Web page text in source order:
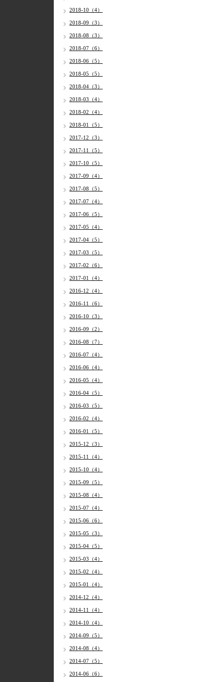
2018-10（4）
2018-09（3）
2018-08（3）
2018-07（6）
2018-06（5）
2018-05（5）
2018-04（3）
2018-03（4）
2018-02（4）
2018-01（5）
2017-12（3）
2017-11（5）
2017-10（5）
2017-09（4）
2017-08（5）
2017-07（4）
2017-06（5）
2017-05（4）
2017-04（5）
2017-03（5）
2017-02（6）
2017-01（4）
2016-12（4）
2016-11（6）
2016-10（3）
2016-09（2）
2016-08（7）
2016-07（4）
2016-06（4）
2016-05（4）
2016-04（5）
2016-03（5）
2016-02（4）
2016-01（5）
2015-12（3）
2015-11（4）
2015-10（4）
2015-09（5）
2015-08（4）
2015-07（4）
2015-06（6）
2015-05（3）
2015-04（5）
2015-03（4）
2015-02（4）
2015-01（4）
2014-12（4）
2014-11（4）
2014-10（4）
2014-09（5）
2014-08（4）
2014-07（5）
2014-06（6）